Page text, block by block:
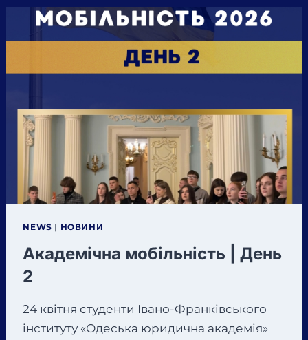
НА
ЧОРНОБИЛЬСЬКІЙ
NEWS | НОВИНИ
Академічна мобільність | День
2
24 квітня студенти Івано-Франківського
інституту «Одеська юридична академія»